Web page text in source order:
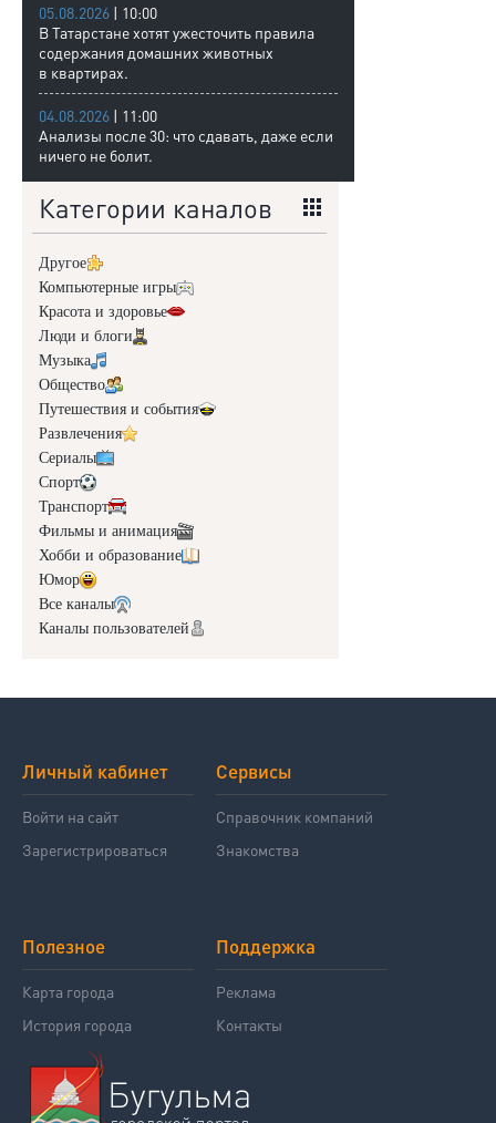
05.08.2026 | 10:00
В Татарстане хотят ужесточить правила
содержания домашних животных
в квартирах.
04.08.2026 | 11:00
Анализы после 30: что сдавать, даже если
ничего не болит.
Категории каналов
Другое
Компьютерные игры
Красота и здоровье
Люди и блоги
Музыка
Общество
Путешествия и события
Развлечения
Сериалы
Спорт
Транспорт
Фильмы и анимация
Хобби и образование
Юмор
Все каналы
Каналы пользователей
Личный кабинет
Войти на сайт
Зарегистрироваться
Сервисы
Справочник компаний
Знакомства
Полезное
Карта города
История города
Поддержка
Реклама
Контакты